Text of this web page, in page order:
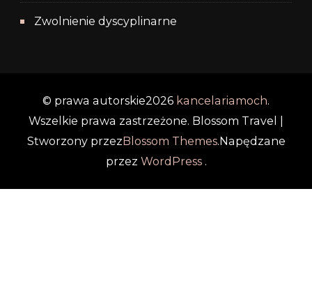
Zwolnienie dyscyplinarne
© prawa autorskie2026 kancelariamoch.
Wszelkie prawa zastrzeżone. Blossom Travel |
Stworzony przez Blossom Themes.Napędzane
przez WordPress.